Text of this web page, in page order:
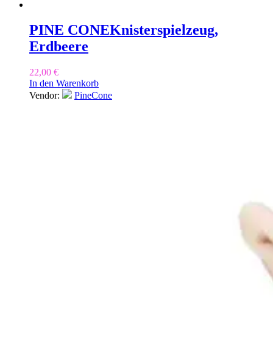
PINE CONEKnisterspielzeug,
Erdbeere
22,00 €
In den Warenkorb
Vendor:
PineCone